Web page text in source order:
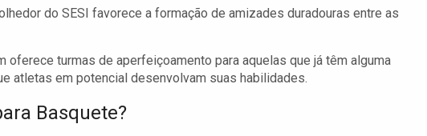
do SESI favorece a formação de amizades duradouras entre as
oferece turmas de aperfeiçoamento para aquelas que já têm alguma
atletas em potencial desenvolvam suas habilidades.
Basquete?